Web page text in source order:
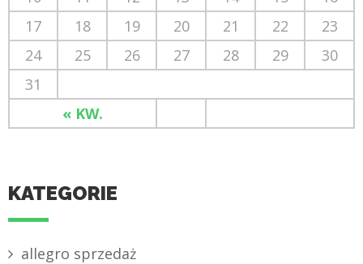
« KW.
17
18 19 20 21 22
23
24
25 26 27 28 29
30
31
KATEGORIE
allegro sprzedaż